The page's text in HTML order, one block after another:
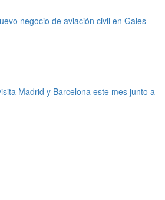
negocio de aviación civil en Gales
Madrid y Barcelona este mes junto a